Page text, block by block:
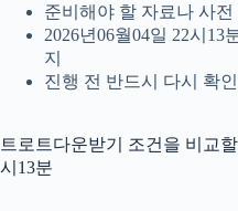
준비해야 할 자료나 사전
2026년06월04일 22시13
지
진행 전 반드시 다시 확
트로트다운받기 조건을 비교
시13분